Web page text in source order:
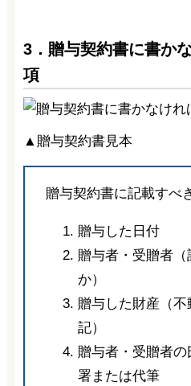
3．贈与契約書に書か
項
▲贈与契約書見本
贈与契約書に記載すべ
贈与した日付
贈与者・受贈者
か）
贈与した財産（
記）
贈与者・受贈者
署または代筆